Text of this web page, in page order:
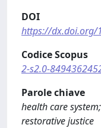
DOI
https://dx.doi.org/
Codice Scopus
2-s2.0-
Parole chiave
health care
restorative justice